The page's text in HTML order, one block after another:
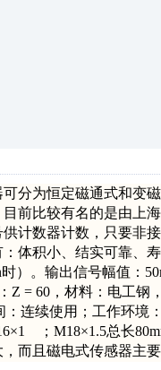
分为恒定磁通式和变
前比较有名的是由 上
计数器计数，只要非
体积小、结实可靠、
） 。 输出信号幅值：
： Z = 60 ， 材料 ： 电工钢
：连续使用 ； 工作环境
； M18×1.5总长
而且磁电式传感器主